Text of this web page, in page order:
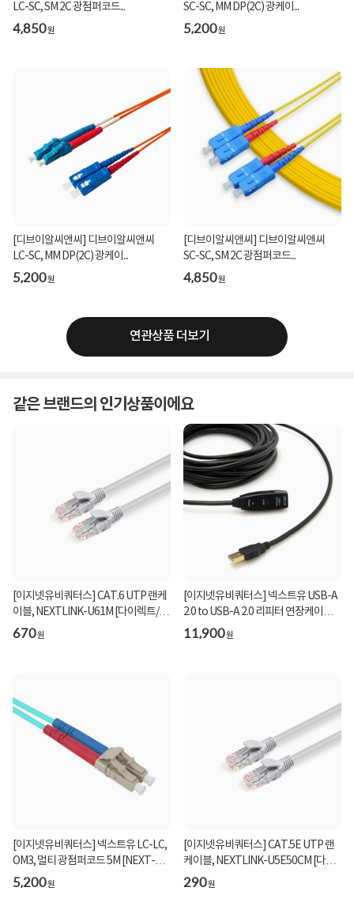
LC-SC, SM 2C 광점퍼코드...
4,850원
SC-SC, MM DP(2C) 광케이...
5,200원
[디브이알씨앤씨] 디브이알씨앤씨
LC-SC, MM DP(2C) 광케이...
5,200원
[디브이알씨앤씨] 디브이알씨앤씨
SC-SC, SM 2C 광점퍼코드...
4,850원
연관상품 더보기
같은 브랜드의 인기상품이에요
[이지넷유비쿼터스] CAT.6 UTP 랜케
이블, NEXTLINK-U61M [다이렉트/단
선] [그레이/1m...
670원
[이지넷유비쿼터스] 넥스트유 USB-A
2.0 to USB-A 2.0 리피터 연장케이블,
NEXT-USB1...
11,900원
[이지넷유비쿼터스] 넥스트유 LC-LC,
OM3, 멀티 광점퍼코드 5M [NEXT-
LL305MM-10G]
5,200원
[이지넷유비쿼터스] CAT.5E UTP 랜
케이블, NEXTLINK-U5E50CM [다이
렉트/단선] [그레...
290원